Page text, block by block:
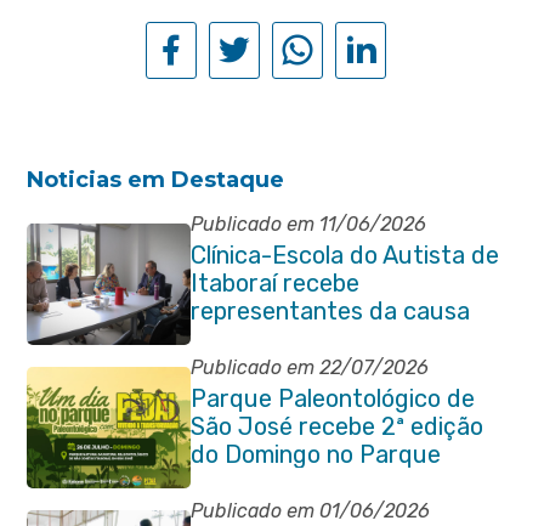
Noticias em Destaque
Publicado em 11/06/2026
Clínica-Escola do Autista de
Itaboraí recebe
representantes da causa
atípica de Santa Catarina
Publicado em 22/07/2026
Parque Paleontológico de
São José recebe 2ª edição
do Domingo no Parque
Paleontológico com Pedal
Vivendo a Transformação
Publicado em 01/06/2026